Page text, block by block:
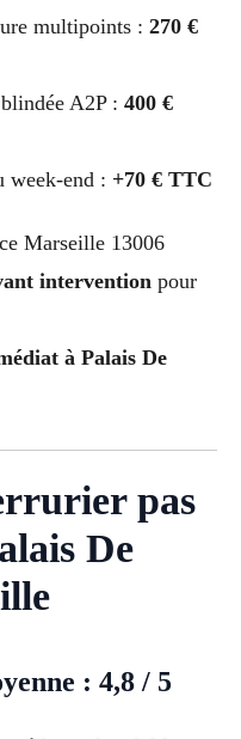
multipoints : 270 €
A2P : 400 €
week-end : +70 € TTC
Marseille 13006
intervention pour
à Palais De
pas
De
: 4,8 / 5